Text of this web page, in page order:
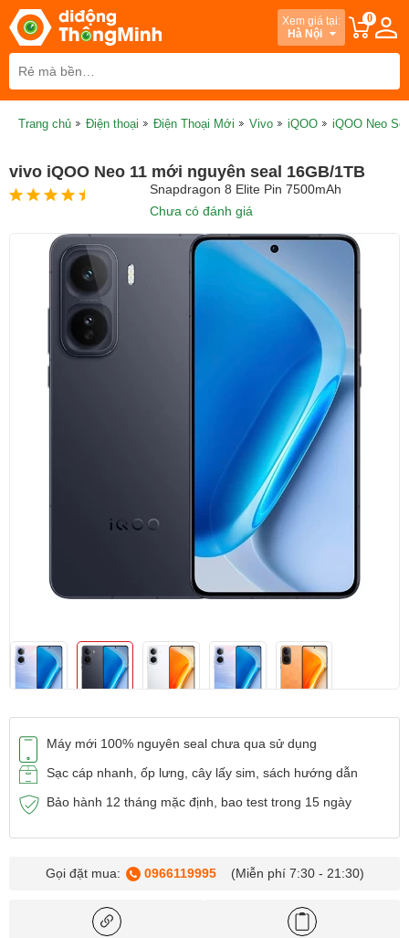
Xem giá tại:
Hà Nội
0
Trang chủ Điện thoại Điện Thoại Mới Vivo iQOO iQOO Neo
vivo iQOO Neo 11 mới nguyên seal 16GB/1TB
Snapdragon 8 Elite Pin 7500mAh
Chưa có đánh giá
Máy mới 100% nguyên seal chưa qua sử dụng
Sạc cáp nhanh, ốp lưng, cây lấy sim, sách hướng dẫn
Bảo hành 12 tháng mặc định, bao test trong 15 ngày
Gọi đặt mua: 0966119995 (Miễn phí 7:30 - 21:30)